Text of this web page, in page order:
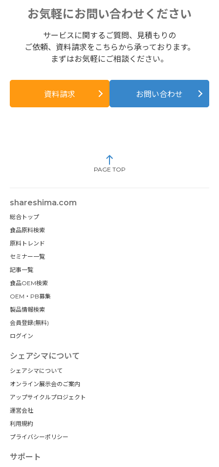
お気軽にお問い合わせください
サービスに関するご質問、見積もりの
ご依頼、資料請求をこちらから承っております。
まずはお気軽にご相談ください。
資料請求 お問い合わせ
PAGE TOP
shareshima.com
総合トップ
食品原料検索
原料トレンド
セミナー一覧
記事一覧
食品OEM検索
OEM・PB募集
製品情報検索
会員登録(無料)
ログイン
シェアシマについて
シェアシマについて
オンライン展示会のご案内
アップサイクルプロジェクト
運営会社
利用規約
プライバシーポリシー
サポート